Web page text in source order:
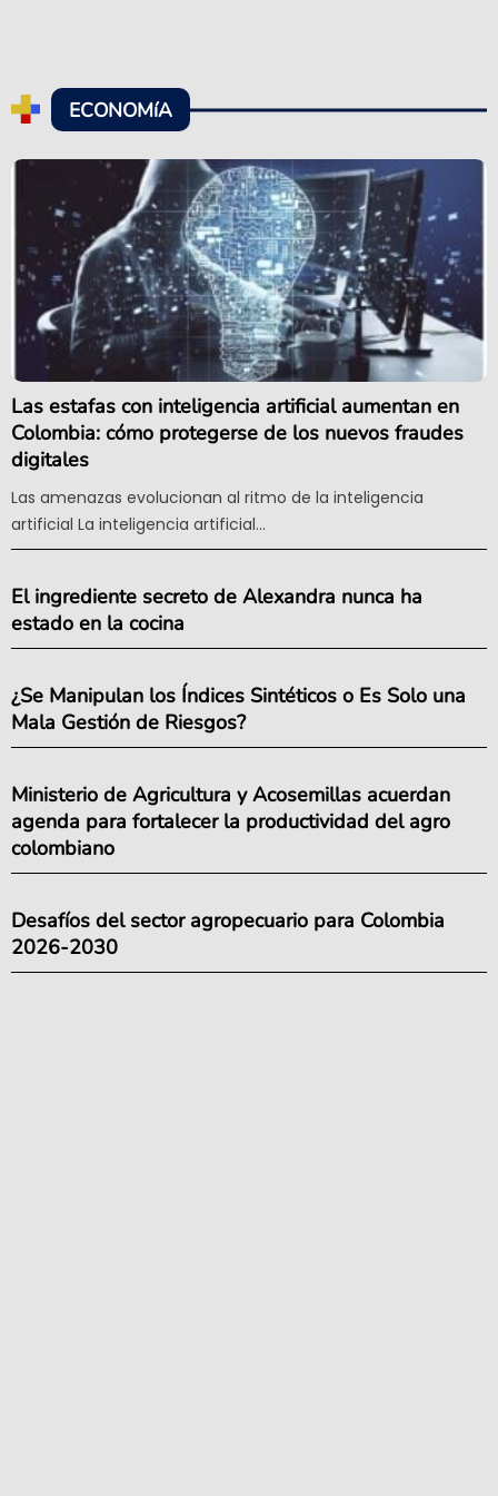
ECONOMíA
Las estafas con inteligencia artificial aumentan en
Colombia: cómo protegerse de los nuevos fraudes
digitales
Las amenazas evolucionan al ritmo de la inteligencia
artificial La inteligencia artificial...
El ingrediente secreto de Alexandra nunca ha
estado en la cocina
¿Se Manipulan los Índices Sintéticos o Es Solo una
Mala Gestión de Riesgos?
Ministerio de Agricultura y Acosemillas acuerdan
agenda para fortalecer la productividad del agro
colombiano
Desafíos del sector agropecuario para Colombia
2026-2030